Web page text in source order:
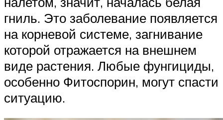
гниль. Это заболевание появляется
на корневой системе, загнивание
которой отражается на внешнем
виде растения. Любые фунгициды,
особенно Фитоспорин, могут спасти
ситуацию.